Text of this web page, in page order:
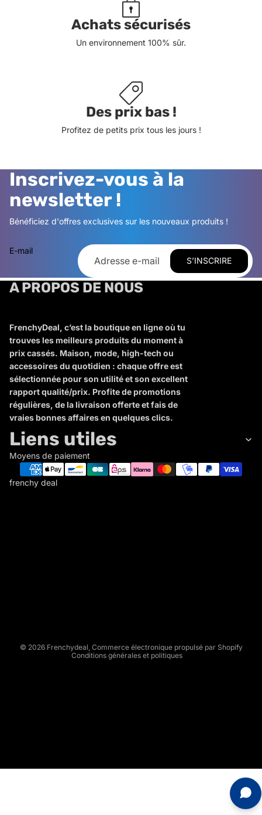
Achats sécurisés
Un environnement 100% sûr.
Des prix bas !
Profitez de petits prix tous les jours !
Inscrivez-vous à la
newsletter !
Bénéficiez d'offres exclusives sur les nouveaux produits !
E-mail
S’INSCRIRE
A PROPOS DE NOUS
FrenchyDeal, c’est la boutique en ligne où tu
trouves les meilleurs produits du moment à
prix cassés. Maison, mode, high-tech ou
accessoires du quotidien : chaque offre est
sélectionnée pour son utilité et son excellent
rapport qualité/prix. Profite de promotions
régulières, de la livraison offerte et fais de
vraies bonnes affaires en quelques clics.
Liens utiles
Moyens de paiement
frenchy deal
© 2026 Frenchydeal, Commerce électronique propulsé par Shopify
Conditions générales et politiques